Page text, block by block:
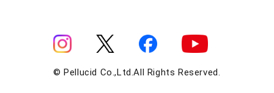
© Pellucid Co.,Ltd.All Rights Reserved.